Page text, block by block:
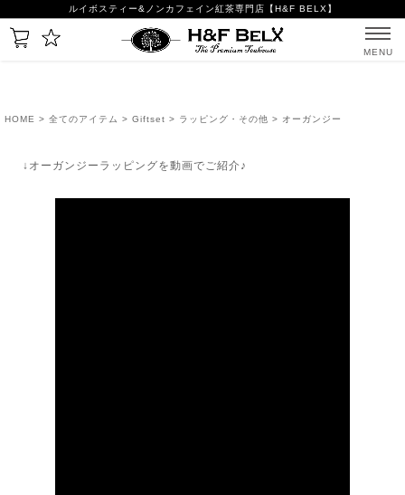
ルイボスティー&ノンカフェイン紅茶専門店【H&F BELX】
MENU
HOME > 全てのアイテム > Giftset > ラッピング・その他 > オーガンジー
↓オーガンジーラッピングを動画でご紹介♪